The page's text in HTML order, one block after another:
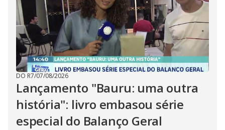
DO R7/07/08/2026
Lançamento "Bauru: uma outra
história": livro embasou série
especial do Balanço Geral